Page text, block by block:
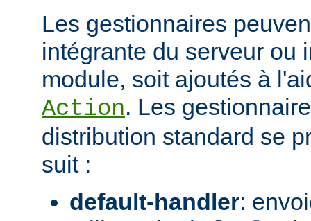
Les gestionnaires
intégrante du serveur ou
module, soit ajoutés à
Action. Les
distribution standard se
suit :
default-handler: